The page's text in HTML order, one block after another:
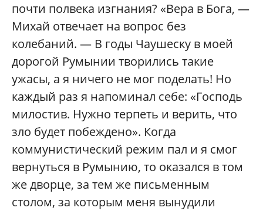
почти полвека изгнания? «Вера в Бога, —
Михай отвечает на вопрос без
колебаний. — В годы Чаушеску в моей
дорогой Румынии творились такие
ужасы, а я ничего не мог поделать! Но
каждый раз я напоминал себе: «Господь
милостив. Нужно терпеть и верить, что
зло будет побеждено». Когда
коммунистический режим пал и я смог
вернуться в Румынию, то оказался в том
же дворце, за тем же письменным
столом, за которым меня вынудили